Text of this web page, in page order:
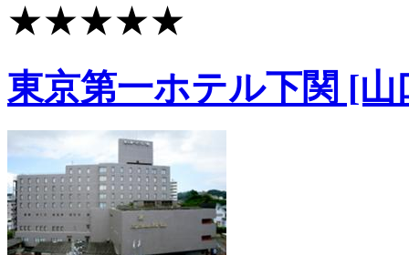
★★★★★
東京第一ホテル下関 [山